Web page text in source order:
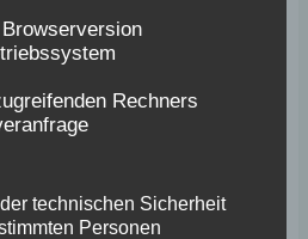
Plätze geht das Mitglied
Einhaltung der
Rechners
technischen Sicherheit
Personen